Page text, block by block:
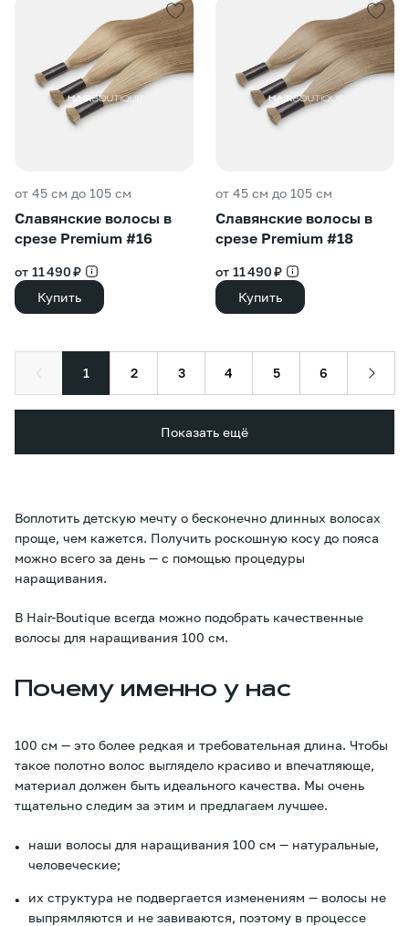
от 45 см до 105 см
Славянские волосы в
срезе Premium #16
от 11 490 ₽
Купить
от 45 см до 105 см
Славянские волосы в
срезе Premium #18
от 11 490 ₽
Купить
1 2 3 4 5 6
Показать ещё
Воплотить детскую мечту о бесконечно длинных волосах
проще, чем кажется. Получить роскошную косу до пояса
можно всего за день — с помощью процедуры
наращивания.
В Hair-Boutique всегда можно подобрать качественные
волосы для наращивания 100 см.
Почему именно у нас
100 см — это более редкая и требовательная длина. Чтобы
такое полотно волос выглядело красиво и впечатляюще,
материал должен быть идеального качества. Мы очень
тщательно следим за этим и предлагаем лучшее.
наши волосы для наращивания 100 см — натуральные,
человеческие;
их структура не подвергается изменениям — волосы не
выпрямляются и не завиваются, поэтому в процессе